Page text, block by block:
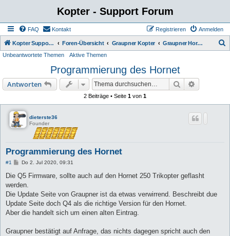
Kopter - Support Forum
FAQ Kontakt Anmelden
Registrieren
Kopter Support - von Anwendern für Anwender. Foren-Übersicht Graupner Kopter Graupner Hornet 250 Tricopter mit GR-18 FC
Unbeantwortete Themen Aktive Themen
Programmierung des Hornet
Antworten Suche
2 Beiträge • Seite 1 von 1
dieterste36
Founder
Programmierung des Hornet
#1
B
i
t
r
a
g
Do 2. Jul 2020, 09:31
Die Q5 Firmware, sollte auch auf den Hornet 250 Trikopter geflasht
werden.
Die Update Seite von Graupner ist da etwas verwirrend. Beschreibt due
Update Seite doch Q4 als die richtige Version für den Hornet.
Aber die handelt sich um einen alten Eintrag.
Graupner bestätigt auf Anfrage, das nichts dagegen spricht auch den